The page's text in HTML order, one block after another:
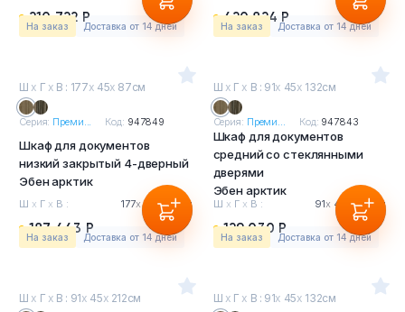
210 722 Р
На заказ Доставка от 14 дней
420 824 Р
На заказ Доставка от 14 дней
Ш х Г х В : 177х 45х 87см
Серия: Преми... Код: 947849
Шкаф для документов
низкий закрытый 4-дверный
Эбен арктик
Ш х Г х В : 177х45 х87см
187 443 Р
На заказ Доставка от 14 дней
Ш х Г х В : 91х 45х 132см
Серия: Преми... Код: 947843
Шкаф для документов
средний со стеклянными
дверями
Эбен арктик
Ш х Г х В : 91х 45 х132см
129 030 Р
На заказ Доставка от 14 дней
Ш х Г х В : 91х 45х 212см Ш х Г х В : 91х 45х 132см